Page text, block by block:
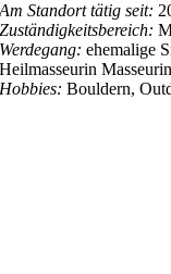
Am Standort tätig seit:
Zuständigkeitsbereich:
Werdegang:ehemalige
Heilmasseurin
Hobbies: Bouldern,